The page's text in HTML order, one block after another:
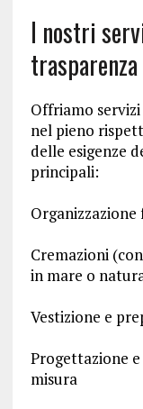
I nostri
trasparenza
Offriamo
nel pieno
delle esigenze
principali:
Cremazioni
in mare o
Vestizione e
Progettazione
misura